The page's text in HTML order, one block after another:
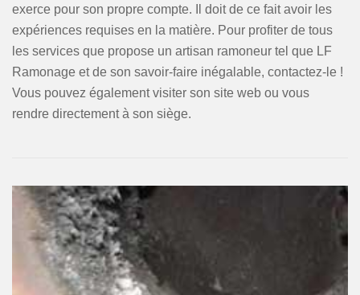
exerce pour son propre compte. Il doit de ce fait avoir les
expériences requises en la matière. Pour profiter de tous
les services que propose un artisan ramoneur tel que LF
Ramonage et de son savoir-faire inégalable, contactez-le !
Vous pouvez également visiter son site web ou vous
rendre directement à son siège.